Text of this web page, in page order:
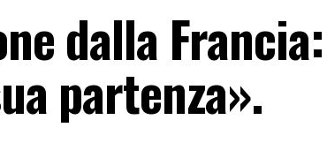
dalla Francia:
partenza».